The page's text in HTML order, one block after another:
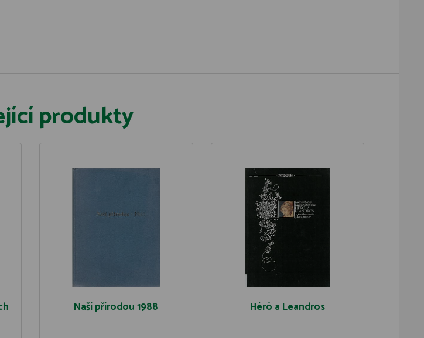
produkty
Naší přírodou 1988 Héró a Leandros